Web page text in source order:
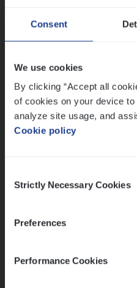
Consent
We use cookies
By clicking “Accept all
of cookies on your device
analyze site usage, and
Cookie policy
Selection
Strictly Necessary Cookies
Preferences
Performance Cookies
Dos­sier­be­heer­der
Pro­fit en Public
Insurance Operations
Antwerpen
versterken
Thalia zoekt graag